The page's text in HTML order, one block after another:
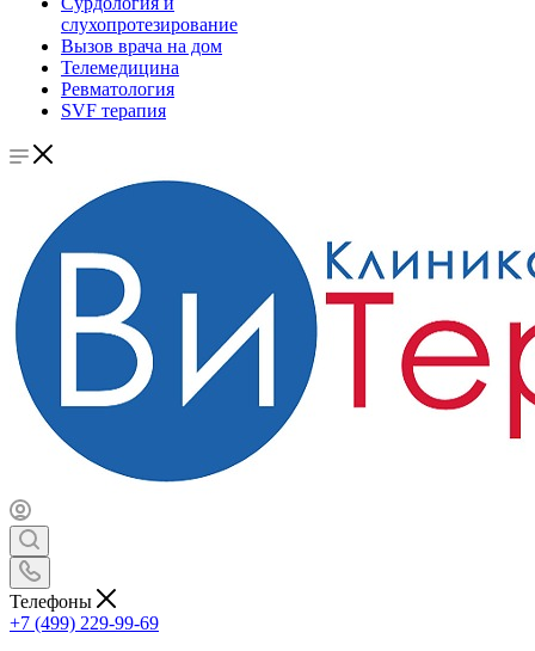
слухопротезирование
Вызов врача на дом
Телемедицина
Ревматология
SVF терапия
Телефоны
+7 (499) 229-99-69